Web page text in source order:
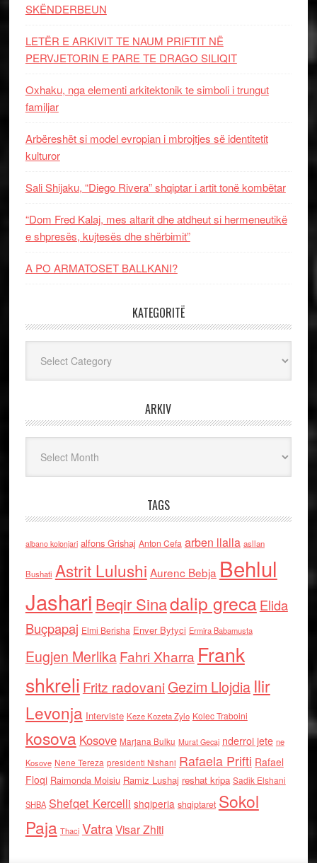
SKËNDERBEUN
LETËR E ARKIVIT TE NAUM PRIFTIT NË
PERVJETORIN E PARE TE DRAGO SILIQIT
Oxhaku, nga elementi arkitektonik te simboli i trungut
familjar
Arbëreshët si model evropian i mbrojtjes së identitetit
kulturor
Sali Shijaku, “Diego Rivera” shqiptar i artit tonë kombëtar
“Dom Fred Kalaj, mes altarit dhe atdheut si hermeneutikë
e shpresës, kujtesës dhe shërbimit”
A PO ARMATOSET BALLKANI?
KATEGORITË
ARKIV
TAGS
albano kolonjari alfons Grishaj Anton Cefa arben llalla asllan
Bushati Astrit Lulushi Aurenc Bebja Behlul
Jashari Beqir Sinadalip grecaElida
Buçpapaj Elmi Berisha Enver Bytyci Ermira Babamusta
Eugjen MerlikaFahri Xharra Frank
shkreli Fritz radovaniGezim Llojdia Ilir
Levonja Interviste Keze Kozeta Zylo Kolec Traboini
kosova Kosove Marjana Bulku Murat Gecaj nderroi jete ne
Kosove Nene Tereza presidenti Nishani Rafaela Prifti Rafael
Floqi Raimonda Moisiu Ramiz Lushaj reshat kripa Sadik Elshani
SHBA Shefqet Kercelli shqiperia shqiptaret Sokol
Paja Thaci VatraVisar Zhiti